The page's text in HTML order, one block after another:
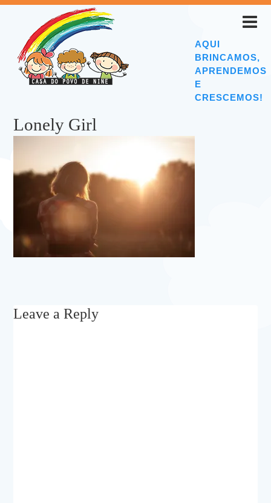
AQUI
BRINCAMOS,
APRENDEMOS
E
CRESCEMOS!
Lonely Girl
Leave a Reply